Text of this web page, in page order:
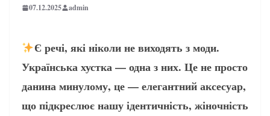
07.12.2025 admin
Є речі, які ніколи не виходять з моди.
Українська хустка — одна з них. Це не просто
данина минулому, це — елегантний аксесуар,
що підкреслює нашу ідентичність, жіночність